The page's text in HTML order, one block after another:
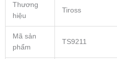
Thương
hiệu
Tiross
Mã sản
phẩm
TS9211